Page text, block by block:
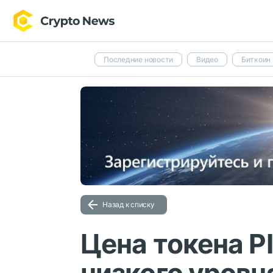
Последние новости Видео Биткоин
Назад к списку
Цена токена